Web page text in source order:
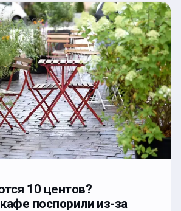
10 центов?
поспорили из-за